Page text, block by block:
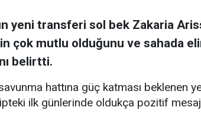
yeni transferi sol bek Zakaria
çok mutlu olduğunu ve sahada
belirtti.
hattına güç katması beklenen
ilk günlerinde oldukça pozitif